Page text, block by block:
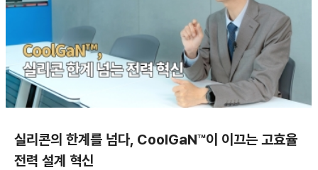
실리콘의 한계를 넘다, CoolGaN™이 이끄는 고효율
전력 설계 혁신